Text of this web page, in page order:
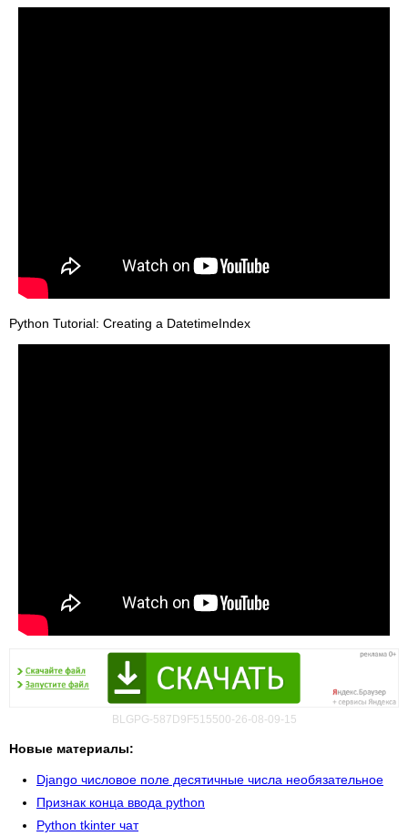
Python Tutorial: Creating a DatetimeIndex
BLGPG-587D9F515500-26-08-09-15
Новые материалы:
Django числовое поле десятичные числа необязательное
Признак конца ввода python
Python tkinter чат